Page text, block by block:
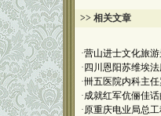
>> 相关文章
·营山进士文化旅
· 四川恩阳苏维埃
·卌五医院内科主
·成就红军伉俪佳
·原重庆电业局总